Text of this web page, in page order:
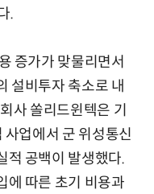
.
증가가 맞물리면서
설비투자 축소로 내
사 쏠리드윈텍은 기
업에서 군 위성통신
적 공백이 발생했다.
에 따른 초기 비용과